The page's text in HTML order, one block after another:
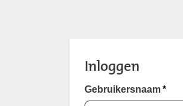
Inloggen
Gebruikersnaam *